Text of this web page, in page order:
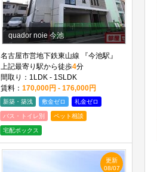
quador noie 今池
名古屋市営地下鉄東山線 『今池駅』
上記最寄り駅から徒歩4分
間取り：1LDK - 1SLDK
賃料： 170,000円 - 176,000円
新築・築浅 敷金ゼロ 礼金ゼロ
バス・トイレ別 ペット相談
宅配ボックス
更新
08/07